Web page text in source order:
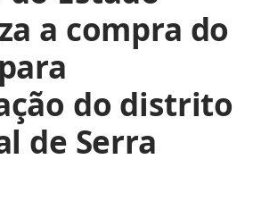
a compra do
do distrito
de Serra